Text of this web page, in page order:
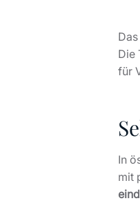
Das
Die
für
In
mit